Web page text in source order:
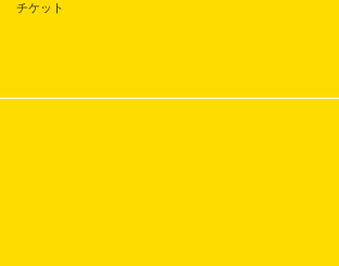
チケット